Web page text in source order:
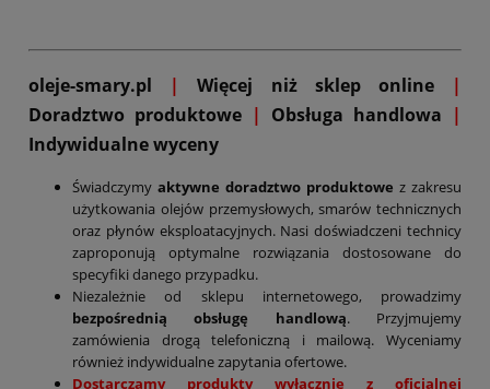
oleje-smary.pl | Więcej niż sklep online
|
Doradztwo produktowe | Obsługa handlowa |
Indywidualne wyceny
Świadczymy aktywne doradztwo produktowe z zakresu
użytkowania olejów przemysłowych, smarów technicznych
oraz płynów eksploatacyjnych. Nasi doświadczeni technicy
zaproponują optymalne rozwiązania dostosowane do
specyfiki danego przypadku.
Niezależnie od sklepu internetowego, prowadzimy
bezpośrednią obsługę handlową. Przyjmujemy
zamówienia drogą telefoniczną i mailową. Wyceniamy
również indywidualne zapytania ofertowe.
Dostarczamy produkty wyłącznie z oficjalnej